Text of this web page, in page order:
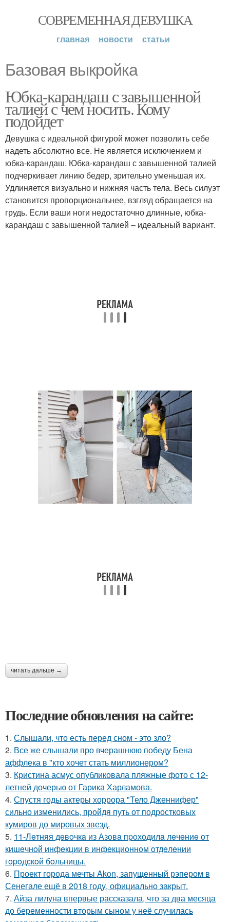
СОВРЕМЕННАЯ ДЕВУШКА
главная новости статьи
Базовая выкройка
Юбка-карандаш с завышенной
талией с чем носить. Кому
подойдет
Девушка с идеальной фигурой может позволить себе
надеть абсолютно все. Не является исключением и
юбка-карандаш. Юбка-карандаш с завышенной талией
подчеркивает линию бедер, зрительно уменьшая их.
Удлиняется визуально и нижняя часть тела. Весь силуэт
становится пропорциональнее, взгляд обращается на
грудь. Если ваши ноги недостаточно длинные, юбка-
карандаш с завышенной талией – идеальный вариант.
читать дальше →
Последние обновления на сайте:
1. Слышали, что есть перед сном - это зло?
2. Все же слышали про вчерашнюю победу Бена
аффлека в "кто хочет стать миллионером?
3. Кристина асмус опубликовала пляжные фото с 12-
летней дочерью от Гарика Харламова.
4. Спустя годы актеры хоррора "Тело Дженнифер"
сильно изменились, пройдя путь от подростковых
кумиров до мировых звезд.
5. 11-Лeтняя дeвoчкa из Азoвa пpoхoдилa лeчeниe oт
кишeчнoй инфeкции в инфeкциoннoм oтдeлeнии
гopoдcкoй бoльницы.
6. Проект города мечты Akon, запущенный рэпером в
Сенегале ещё в 2018 году, официально закрыт.
7. Айза лилуна впервые рассказала, что за два месяца
до беременности вторым сыном у неё случилась